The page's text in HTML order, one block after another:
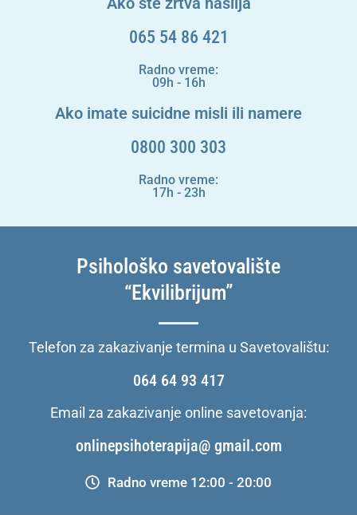
065 54 86 421
Radno vreme:
09h - 16h
Ako imate suicidne misli ili namere
0800 300 303
Radno vreme:
17h - 23h
Psihološko savetovalište
“Ekvilibrijum”
Telefon za zakazivanje termina u Savetovalištu:
064 64 93 417
Email za zakazivanje online savetovanja:
onlinepsihoterapija@ gmail.com
Radno vreme 12:00 - 20:00